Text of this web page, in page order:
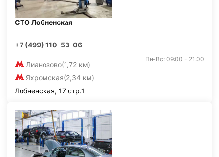
СТО Лобненская
+7 (499) 110-53-06
Лианозово(1,72 км)
Яхромская(2,34 км)
Пн-Вс: 09:00 - 21:00
Лобненская, 17 стр.1